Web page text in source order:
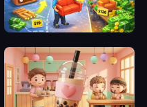
Furniture Master: Idle Tycoon